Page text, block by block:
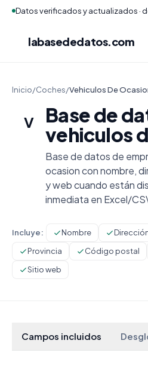
labasededatos.com
Inicio/Coches/Vehiculos De
V
Base de
vehiculos
Base de datos de
ocasion con nombre,
y web cuando están
inmediata en Excel/
Incluye: Nombre
Provincia
Código postal
Sitio web
Campos incluidos